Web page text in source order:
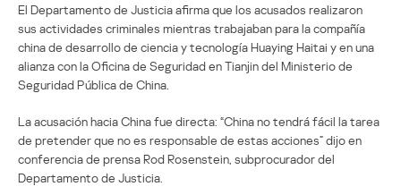
El Departamento de Justicia afirma que los acusados realizaron
sus actividades criminales mientras trabajaban para la compañía
china de desarrollo de ciencia y tecnología Huaying Haitai y en una
alianza con la Oficina de Seguridad en Tianjin del Ministerio de
Seguridad Pública de China.
La acusación hacia China fue directa: “China no tendrá fácil la tarea
de pretender que no es responsable de estas acciones” dijo en
conferencia de prensa Rod Rosenstein, subprocurador del
Departamento de Justicia.